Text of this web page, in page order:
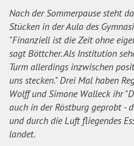
Nach der Sommerpause steht
Stücken in der Aula des
"Finanziell ist die Zeit ohne
sagt Böttcher. Als Institution
Turm allerdings inzwischen
uns stecken." Drei Mal haben
Wolff und Simone Walleck ihr
auch in der Röstburg geprobt -
und durch die Luft fliegendes
landet.